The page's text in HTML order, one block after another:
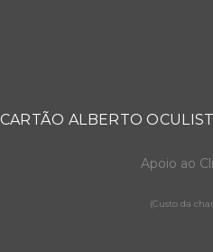
CARTÃO ALBERTO
Apoio ao
(Custo da